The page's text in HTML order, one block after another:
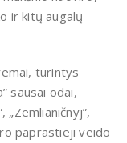
ir kitų augalų
turintys
sausai odai,
„Zemlianičnyj”,
paprastieji veido